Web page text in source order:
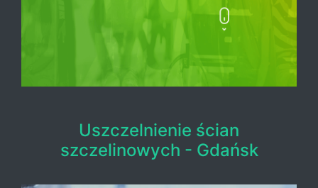
Uszczelnienie ścian
szczelinowych - Gdańsk